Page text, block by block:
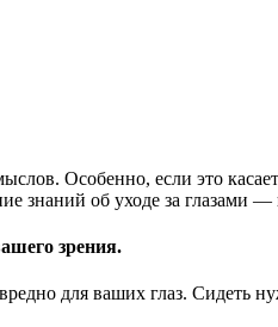
Особенно, если это
знаний об уходе за глазами
зрения.
для ваших глаз. Сидеть